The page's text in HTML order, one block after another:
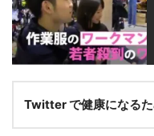
Twitter で健康になる